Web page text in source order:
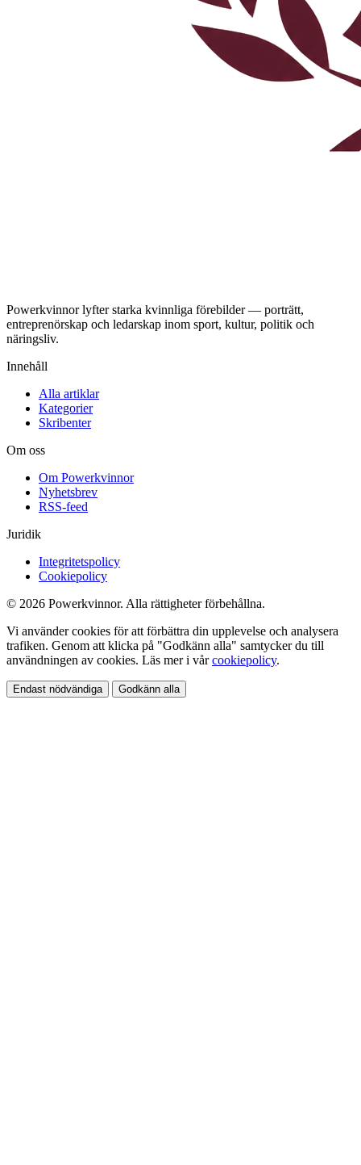
Powerkvinnor lyfter starka kvinnliga förebilder — porträtt,
entreprenörskap och ledarskap inom sport, kultur, politik och
näringsliv.
Innehåll
Alla artiklar
Kategorier
Skribenter
Om oss
Om Powerkvinnor
Nyhetsbrev
RSS-feed
Juridik
Integritetspolicy
Cookiepolicy
© 2026 Powerkvinnor. Alla rättigheter förbehållna.
Vi använder cookies för att förbättra din upplevelse och analysera
trafiken. Genom att klicka på "Godkänn alla" samtycker du till
användningen av cookies. Läs mer i vårcookiepolicy.
Endast nödvändiga Godkänn alla